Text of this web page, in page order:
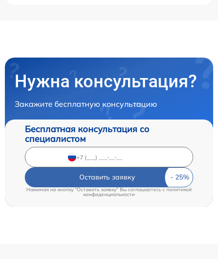
Нужна консультация?
Закажите бесплатную консультацию
Бесплатная консультация со
специалистом
Оставить заявку
Нажимая на кнопку "Оставить заявку" Вы соглашаетесь c политикой
конфиденциальности